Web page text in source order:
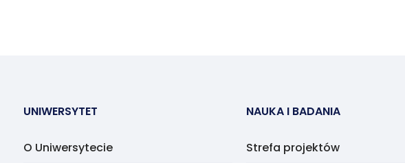
UNIWERSYTET
O Uniwersytecie
NAUKA I BADANIA
Strefa projektów